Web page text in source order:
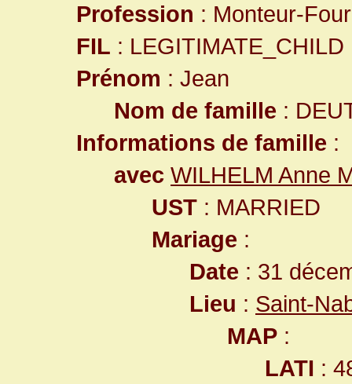
Profession : Monteur-
FIL : LEGITIMATE_CHILD
Prénom : Jean
Nom de famille :
Informations de famille :
avec WILHELM Anne
UST : MARRIED
Mariage :
Date : 31
Lieu : Saint-
MAP :
LATI :